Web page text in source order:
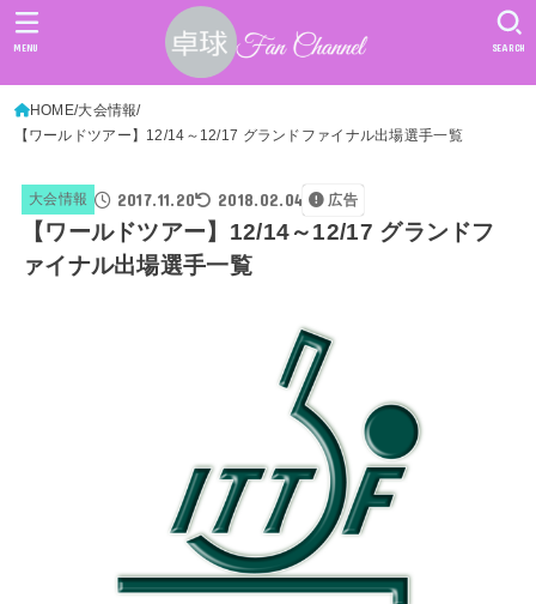
SEARCH
MENU
HOME 大会情報
【ワールドツアー】12/14～12/17 グランドファイナル出場選手一覧
大会情報 2017.11.20 2018.02.04 広告
【ワールドツアー】12/14～12/17 グランドフ
ァイナル出場選手一覧